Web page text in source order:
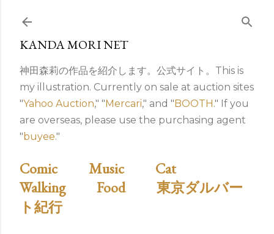
スキップしてメイン コンテンツに移動
KANDA MORI NET
神田森莉の作品を紹介します。公式サイト。This is
my illustration. Currently on sale at auction sites
"Yahoo Auction," "Mercari," and "BOOTH." If you
are overseas, please use the purchasing agent
"buyee."
Comic Music
Cat
Walking
Food
東京ダルバー
ト紀行